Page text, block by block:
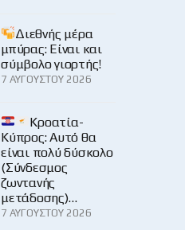
Διεθνής μέρα
μπύρας: Είναι και
σύμβολο γιορτής!
7 ΑΥΓΟΎΣΤΟΥ 2026
Κροατία-
Κύπρος: Αυτό θα
είναι πολύ δύσκολο
(Σύνδεσμος
ζωντανής
μετάδοσης)…
7 ΑΥΓΟΎΣΤΟΥ 2026